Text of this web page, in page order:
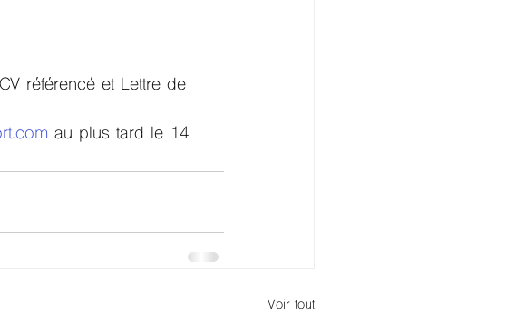
référencé et Lettre de
au plus tard le 14
Voir tout